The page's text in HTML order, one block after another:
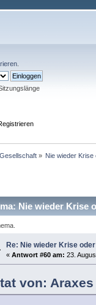
» Nie wieder
Nie wieder Krise
Re: Nie wieder Krise
« Antwort #60 am: 23.
von: Araxes